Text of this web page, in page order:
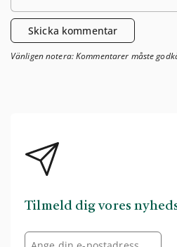
Skicka kommentar
Vänligen notera: Kommentarer måste
Tilmeld dig vores